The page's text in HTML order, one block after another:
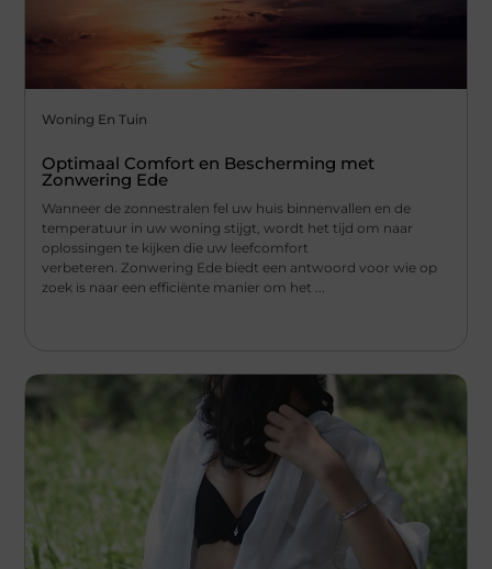
Woning En Tuin
Optimaal Comfort en Bescherming met
Zonwering Ede
Wanneer de zonnestralen fel uw huis binnenvallen en de
temperatuur in uw woning stijgt, wordt het tijd om naar
oplossingen te kijken die uw leefcomfort
verbeteren. Zonwering Ede biedt een antwoord voor wie op
zoek is naar een efficiënte manier om het ...